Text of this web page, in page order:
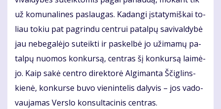
už ko­mu­na­li­nes pa­slau­gas. Ka­dan­gi įsta­ty­miš­kai to­
liau to­kiu pat pa­grin­du cen­trui pa­tal­pų sa­vi­val­dy­bė
jau ne­be­ga­lė­jo su­teik­ti ir pa­skel­bė jo už­ima­mų pa­
tal­pų nuo­mos kon­kur­są, cen­tras šį kon­kur­są lai­mė­
jo. Kaip sa­kė cen­tro di­rek­to­rė Al­gi­man­ta Ščig­lins­
kie­nė, kon­kur­se bu­vo vie­nin­te­lis da­ly­vis – jos va­do­
vau­ja­mas Ver­slo kon­sul­ta­ci­nis cen­tras.